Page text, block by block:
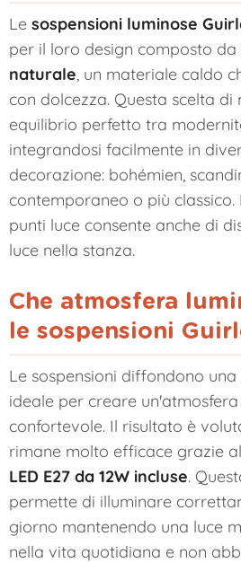
Le sospensioni luminose
per il loro design composto da
naturale , un materiale caldo
con dolcezza. Questa scelta
equilibrio perfetto tra
integrandosi facilmente in
decorazione: bohémien,
contemporaneo o più
punti luce consente anche di
luce nella stanza.
Che atmosfera
le sospensioni
Le sospensioni diffondono una
ideale per creare
confortevole. Il risultato è
rimane molto efficace grazie
LED E27 da 12W incluse.
permette di illuminare
giorno mantenendo una luce
nella vita quotidiana e non